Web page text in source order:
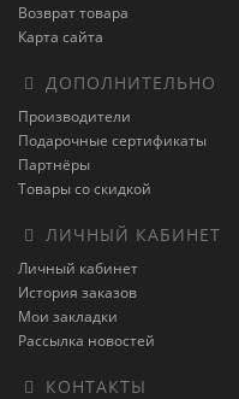
Возврат товара
Карта сайта
ДОПОЛНИТЕЛЬНО
Производители
Подарочные сертификаты
Партнёры
Товары со скидкой
ЛИЧНЫЙ КАБИНЕТ
Личный кабинет
История заказов
Мои закладки
Рассылка новостей
КОНТАКТЫ